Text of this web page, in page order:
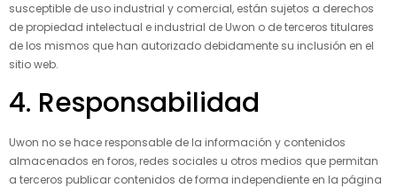
susceptible de uso industrial y comercial, están sujetos a derechos
de propiedad intelectual e industrial de Uwon o de terceros titulares
de los mismos que han autorizado debidamente su inclusión en el
sitio web.
4. Responsabilidad
Uwon no se hace responsable de la información y contenidos
almacenados en foros, redes sociales u otros medios que permitan
a terceros publicar contenidos de forma independiente en la página